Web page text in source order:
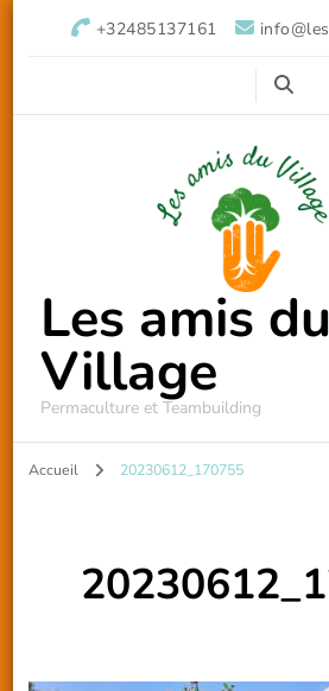
+32485137161
Les amis du
Village
Permaculture et Teambuilding
Accueil 20230612_170755